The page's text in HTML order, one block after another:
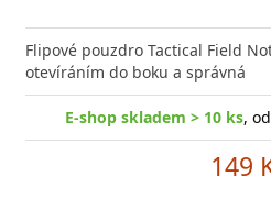
Flipové pouzdro Tactical Field
otevíráním do boku a správná
E-shop skladem > 10 ks,
149